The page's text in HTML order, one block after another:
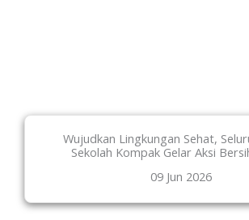
Wujudkan Lingkungan Sehat,
Sekolah Kompak Gelar Aksi
09 Jun 2026